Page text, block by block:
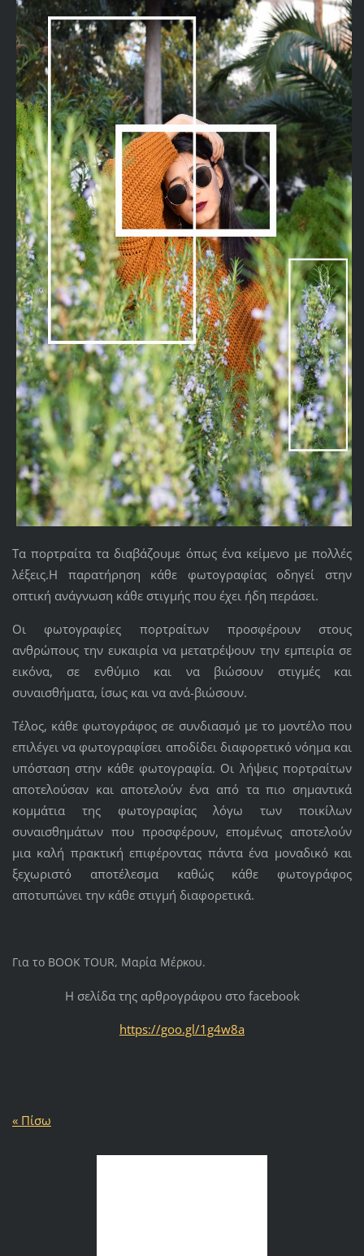
Τα πορτραίτα τα διαβάζουμε όπως ένα κείμενο με πολλές
λέξεις.Η παρατήρηση κάθε φωτογραφίας οδηγεί στην
οπτική ανάγνωση κάθε στιγμής που έχει ήδη περάσει.
Οι φωτογραφίες πορτραίτων προσφέρουν στους
ανθρώπους την ευκαιρία να μετατρέψουν την εμπειρία σε
εικόνα, σε ενθύμιο και να βιώσουν στιγμές και
συναισθήματα, ίσως και να ανά-βιώσουν.
Τέλος, κάθε φωτογράφος σε συνδιασμό με το μοντέλο που
επιλέγει να φωτογραφίσει αποδίδει διαφορετικό νόημα και
υπόσταση στην κάθε φωτογραφία. Οι λήψεις πορτραίτων
αποτελούσαν και αποτελούν ένα από τα πιο σημαντικά
κομμάτια της φωτογραφίας λόγω των ποικίλων
συναισθημάτων που προσφέρουν, επομένως αποτελούν
μια καλή πρακτική επιφέροντας πάντα ένα μοναδικό και
ξεχωριστό αποτέλεσμα καθώς κάθε φωτογράφος
αποτυπώνει την κάθε στιγμή διαφορετικά.
Για το BOOK TOUR, Μαρία Μέρκου.
H σελίδα της αρθρογράφου στο facebook
https://goo.gl/1g4w8a
« Πίσω